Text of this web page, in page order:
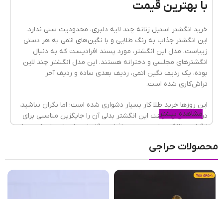
کیفیت
نوع نگین اتمی
با بهترین قیمت
خرید انگشتر استیل زنانه چند لایه دلبری، محدودیت سنی ندارد.
این انگشتر جذاب به رنگ طلایی و با نگین‌های اتمی به هر دستی
زیباست. مدل این انگشتر، مورد پسند افرادیست که به دنبال
انگشترهای مجلسی و دخترانه هستند. این مدل انگشتر چند لاین
بوده، یک ردیف نگین اتمی، ردیف بعدی ساده و ردیف آخر
تراش‌کاری شده است.
این روزها خرید طلا کار بسیار دشواری شده است؛ اما نگران نباشید،
درخشندگی و ظرافت این انگشتر بدلی آن را جایگزین مناسبی برای
انگشتر طلا کرده است. بعضی افراد هنگام استفاده از بدلیجات، دچار
استفاده از بدلیجات مرغوب، دیگر نگران این مسئله نباشید. این
زیورآلات زنانهاز استیل باکیفیت ساخته شده‌اند و به همین دلیل
فلز آن‌ها، ضدحساسیت و رنگ ثابت است.
سرقت، از زیورالات خود استفاده کنید. این انگشتر از
مشاهده بیشتر
محصولات حراجی